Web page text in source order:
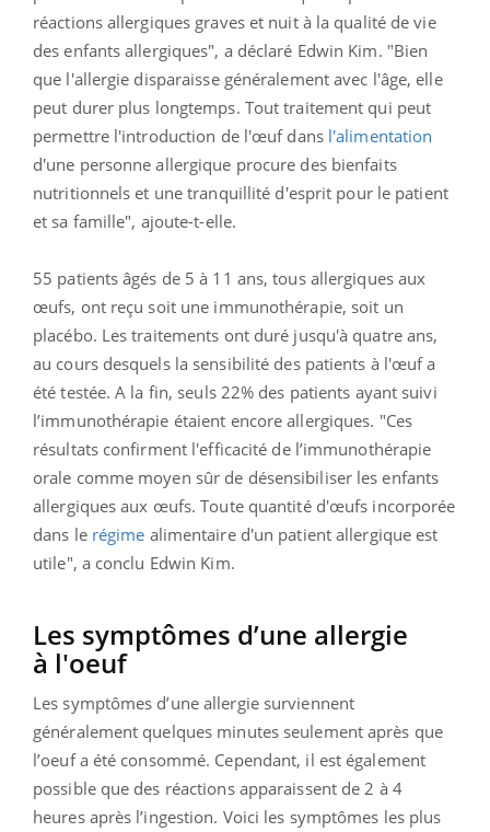
réactions allergiques graves et nuit à la qualité de vie
des enfants allergiques", a déclaré Edwin Kim. "Bien
que l'allergie disparaisse généralement avec l'âge, elle
peut durer plus longtemps. Tout traitement qui peut
permettre l'introduction de l'œuf dans l'alimentation
d'une personne allergique procure des bienfaits
nutritionnels et une tranquillité d'esprit pour le patient
et sa famille", ajoute-t-elle.
55 patients âgés de 5 à 11 ans, tous allergiques aux
œufs, ont reçu soit une immunothérapie, soit un
placébo. Les traitements ont duré jusqu'à quatre ans,
au cours desquels la sensibilité des patients à l'œuf a
été testée. A la fin, seuls 22% des patients ayant suivi
l’immunothérapie étaient encore allergiques. "Ces
résultats confirment l'efficacité de l’immunothérapie
orale comme moyen sûr de désensibiliser les enfants
allergiques aux œufs. Toute quantité d'œufs incorporée
dans le régime alimentaire d'un patient allergique est
utile", a conclu Edwin Kim.
Les symptômes d’une allergie
à l'oeuf
Les symptômes d’une allergie surviennent
généralement quelques minutes seulement après que
l’oeuf a été consommé. Cependant, il est également
possible que des réactions apparaissent de 2 à 4
heures après l’ingestion. Voici les symptômes les plus